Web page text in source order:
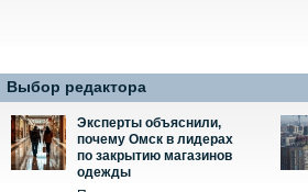
Выбор редактора
Эксперты объяснили,
почему Омск в лидерах
по закрытию магазинов
одежды